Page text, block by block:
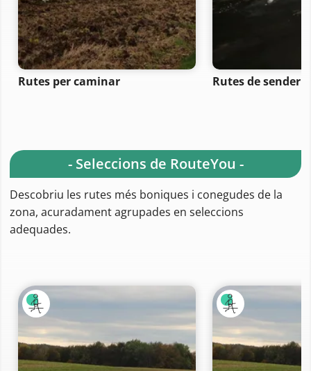
Rutes per caminar Rutes de
- Seleccions de RouteYou -
Descobriu les rutes més boniques i conegudes de la
zona, acuradament agrupades en seleccions
adequades.